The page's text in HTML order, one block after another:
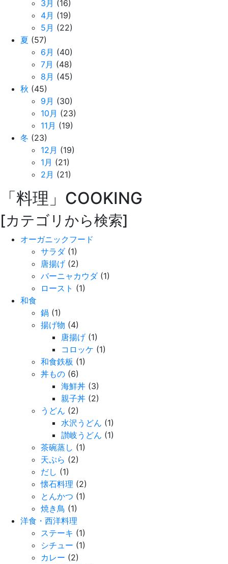
3月 (16)
4月 (19)
5月 (22)
夏 (57)
6月 (40)
7月 (48)
8月 (45)
秋 (45)
9月 (30)
10月 (23)
11月 (19)
冬 (23)
12月 (19)
1月 (21)
2月 (21)
「料理」 COOKING
[カテゴリから検索]
オーガニックフード
サラダ(1)
唐揚げ (2)
バーニャカウダ(1)
ロースト (1)
和食
鍋 (1)
揚げ物 (4)
唐揚げ (1)
コロッケ (1)
和食鉄板 (1)
丼もの (6)
海鮮丼 (3)
親子丼 (2)
うどん (2)
水沢うどん (1)
讃岐うどん (1)
茶碗蒸し (1)
天ぷら (2)
だし (1)
懐石料理 (2)
とんかつ (1)
焼き鳥 (1)
洋食・西洋料理
ステーキ (1)
シチュー (1)
カレー (2)